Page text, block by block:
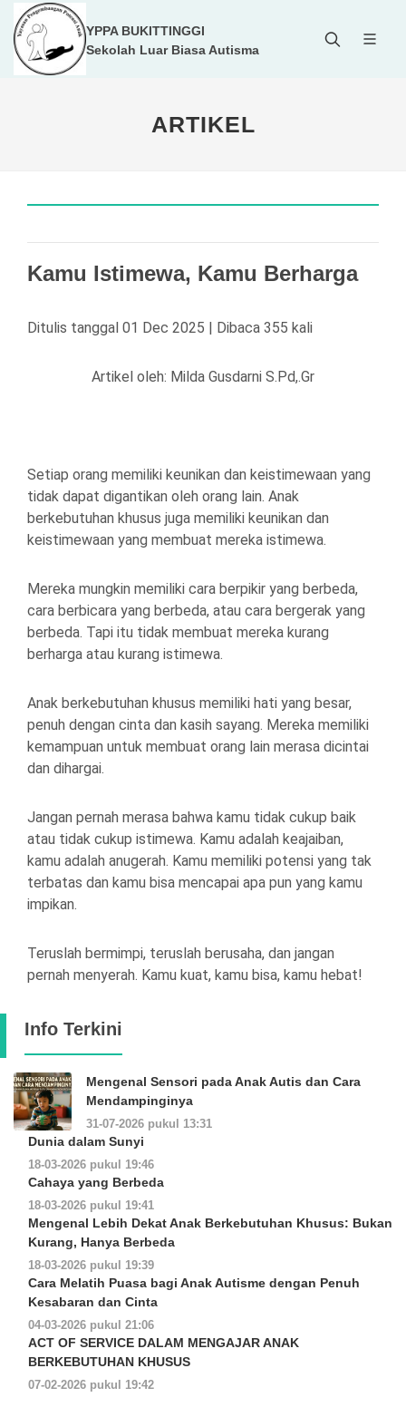
YPPA BUKITTINGGI
Sekolah Luar Biasa Autisma
ARTIKEL
Kamu Istimewa, Kamu Berharga
Ditulis tanggal 01 Dec 2025 | Dibaca 355 kali
Artikel oleh: Milda Gusdarni S.Pd,.Gr
Setiap orang memiliki keunikan dan keistimewaan yang
tidak dapat digantikan oleh orang lain. Anak
berkebutuhan khusus juga memiliki keunikan dan
keistimewaan yang membuat mereka istimewa.
Mereka mungkin memiliki cara berpikir yang berbeda,
cara berbicara yang berbeda, atau cara bergerak yang
berbeda. Tapi itu tidak membuat mereka kurang
berharga atau kurang istimewa.
Anak berkebutuhan khusus memiliki hati yang besar,
penuh dengan cinta dan kasih sayang. Mereka memiliki
kemampuan untuk membuat orang lain merasa dicintai
dan dihargai.
Jangan pernah merasa bahwa kamu tidak cukup baik
atau tidak cukup istimewa. Kamu adalah keajaiban,
kamu adalah anugerah. Kamu memiliki potensi yang tak
terbatas dan kamu bisa mencapai apa pun yang kamu
impikan.
Teruslah bermimpi, teruslah berusaha, dan jangan
pernah menyerah. Kamu kuat, kamu bisa, kamu hebat!
Info Terkini
Mengenal Sensori pada Anak Autis dan Cara
Mendampinginya
31-07-2026 pukul 13:31
Dunia dalam Sunyi
18-03-2026 pukul 19:46
Cahaya yang Berbeda
18-03-2026 pukul 19:41
Mengenal Lebih Dekat Anak Berkebutuhan Khusus: Bukan
Kurang, Hanya Berbeda
18-03-2026 pukul 19:39
Cara Melatih Puasa bagi Anak Autisme dengan Penuh
Kesabaran dan Cinta
04-03-2026 pukul 21:06
ACT OF SERVICE DALAM MENGAJAR ANAK
BERKEBUTUHAN KHUSUS
07-02-2026 pukul 19:42